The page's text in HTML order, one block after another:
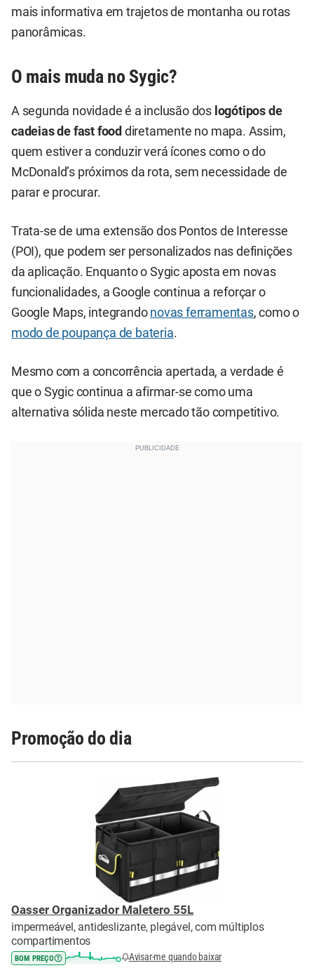
mais informativa em trajetos de montanha ou rotas
panorâmicas.
O mais muda no Sygic?
A segunda novidade é a inclusão dos logótipos de
cadeias de fast food diretamente no mapa. Assim,
quem estiver a conduzir verá ícones como o do
McDonald’s próximos da rota, sem necessidade de
parar e procurar.
Trata-se de uma extensão dos Pontos de Interesse
(POI), que podem ser personalizados nas definições
da aplicação. Enquanto o Sygic aposta em novas
funcionalidades, a Google continua a reforçar o
Google Maps, integrando novas ferramentas, como o
modo de poupança de bateria.
Mesmo com a concorrência apertada, a verdade é
que o Sygic continua a afirmar-se como uma
alternativa sólida neste mercado tão competitivo.
Promoção do dia
Oasser Organizador Maletero 55L
impermeável, antideslizante, plegável, com múltiplos
compartimentos
BOM PREÇO Avisar-me quando baixar